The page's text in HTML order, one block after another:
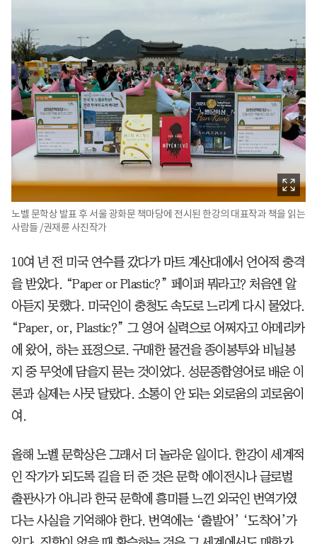
노벨 문학상 발표 후 서울 광화문 책마당에 전시된 한강의 대표작과 책을 읽는
사람들 /권재륜 사진작가
10여 년 전 미국 연수를 갔다가 마트 계산대에서 언어적 충격
을 받았다. “Paper or Plastic?” 페이퍼 뭐라고? 처음엔 알
아듣지 못했다. 미국인이 충청도 속도로 느리게 다시 물었다.
“Paper, or, Plastic?” 그 영어 실력으로 어쩌자고 아메리카
에 왔어, 하는 표정으로. 구매한 물건을 종이봉투와 비닐봉
지 중 무엇에 담을지 묻는 것이었다. 성문종합영어로 배운 이
론과 실제는 사뭇 달랐다. 소통이 안 되는 외로움의 괴로움이
여.
올해 노벨 문학상은 그래서 더 놀라운 일이다. 한강이 세계적
인 작가가 되도록 길을 터 준 것은 문학 에이전시나 글로벌
출판사가 아니라 한국 문학에 흥미를 느낀 외국인 번역가였
다는 사실을 기억해야 한다. 번역에는 ‘출발어’ ‘도착어’가